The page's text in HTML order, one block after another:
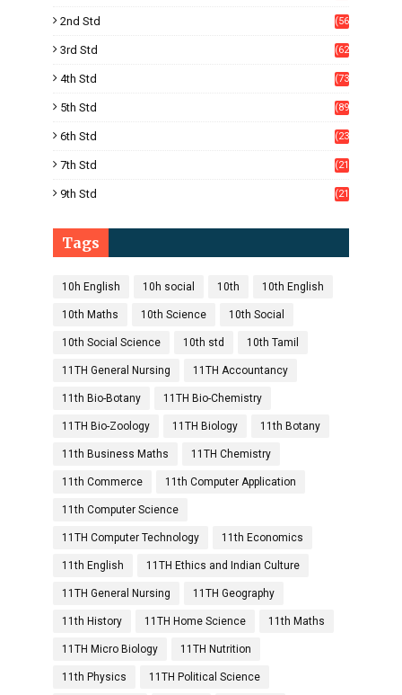
2nd Std
(56
3rd Std
(62
4th Std
(73
5th Std
(89
6th Std
(23
7th Std
(21
9th Std
(21
Tags
10h English 10h social 10th 10th English
10th Maths 10th Science 10th Social
10th Social Science 10th std 10th Tamil
11TH General Nursing 11TH Accountancy
11th Bio-Botany 11TH Bio-Chemistry
11TH Bio-Zoology 11TH Biology 11th Botany
11th Business Maths 11TH Chemistry
11th Commerce 11th Computer Application
11th Computer Science
11TH Computer Technology 11th Economics
11th English 11TH Ethics and Indian Culture
11TH General Nursing 11TH Geography
11th History 11TH Home Science 11th Maths
11TH Micro Biology 11TH Nutrition
11th Physics 11TH Political Science